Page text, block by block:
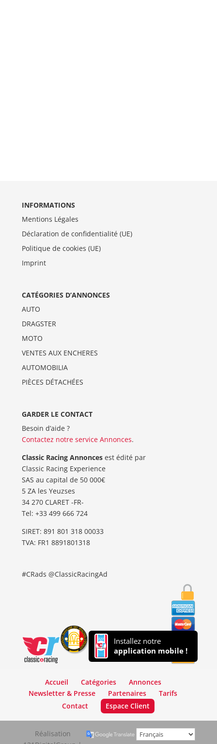
INFORMATIONS
Mentions Légales
Déclaration de confidentialité (UE)
Politique de cookies (UE)
Imprint
CATÉGORIES D’ANNONCES
AUTO
DRAGSTER
MOTO
VENTES AUX ENCHERES
AUTOMOBILIA
PIÈCES DÉTACHÉES
GARDER LE CONTACT
Besoin d’aide ?
Contactez notre service Annonces.
Classic Racing Annoncesest édité par
Classic Racing Experience
SAS au capital de 50 000€
5 ZA les Yeuzses
34 270 CLARET -FR-
Tel: ‭+33 499 666 724‬
SIRET: 891 801 318 00033
TVA: FR1 8891801318
#CRads @ClassicRacingAd
Installez notre
application mobile !
Accueil Catégories
Annonces
Newsletter & Presse
Partenaires
Tarifs
Contact
Espace Client
Réalisation